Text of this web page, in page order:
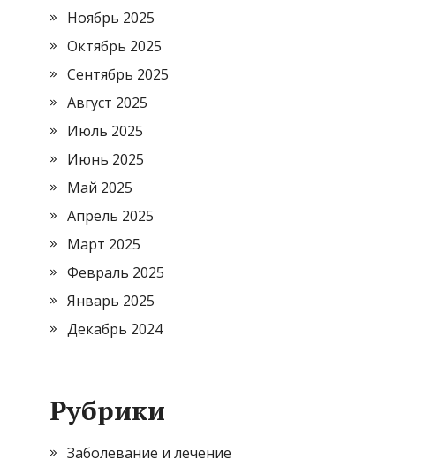
Ноябрь 2025
Октябрь 2025
Сентябрь 2025
Август 2025
Июль 2025
Июнь 2025
Май 2025
Апрель 2025
Март 2025
Февраль 2025
Январь 2025
Декабрь 2024
Рубрики
Заболевание и лечение